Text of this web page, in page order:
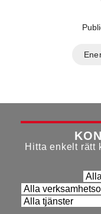
Hitta enkelt rätt